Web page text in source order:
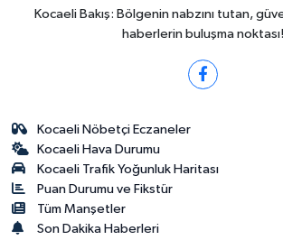
Kocaeli Bakış: Bölgenin nabzını tutan,
haberlerin buluşma noktası!
Kocaeli Nöbetçi Eczaneler
Kocaeli Hava Durumu
Kocaeli Trafik Yoğunluk Haritası
Puan Durumu ve Fikstür
Tüm Manşetler
Son Dakika Haberleri